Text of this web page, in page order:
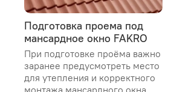
Подготовка проема под
мансардное окно FAKRO
При подготовке проёма важно
заранее предусмотреть место
для утепления и корректного
монтажа мансардного окна